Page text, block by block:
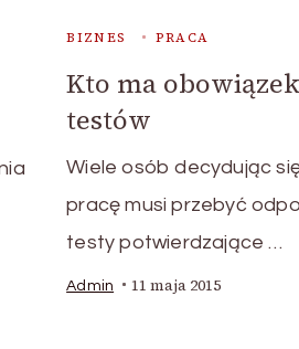
BIZNES PRACA
Kto ma
testów
Wiele osób decydując
pracę musi przebyć
testy potwierdzające …
Admin 11 maja 2015